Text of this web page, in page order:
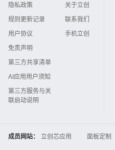
隐私政策
规则更新记录
用户协议
免责声明
第三方共享清单
AI应用用户须知
第三方服务与关
联启动说明
关于立创
联系我们
手机立创
成员网站： 立创芯应用 面板定制